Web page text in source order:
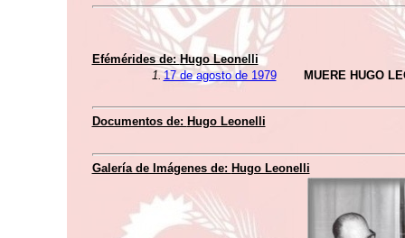
Efémérides de:Hugo Leonelli
1.17 de agosto de 1979 MUERE HUGO
Documentos de: Hugo Leonelli
Galería de Imágenes de: Hugo Leonelli